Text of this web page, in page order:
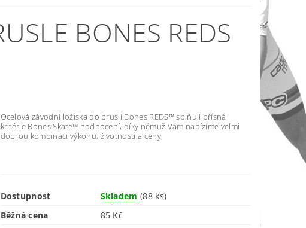
BONES REDS
Ocelová závodní ložiska do bruslí Bones REDS™ splňují přísná
kritérie Bones Skate™ hodnocení, díky němuž Vám nabízíme velmi
dobrou kombinaci výkonu, životnosti a ceny.
Dostupnost Skladem(88 ks)
Běžná cena
85 Kč